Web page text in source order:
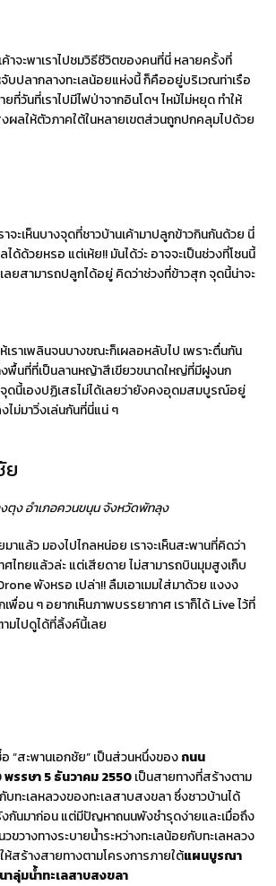
ค้าจะพาเราไปชมวิธีชีวิตของคนที่นี่ หลายครั้งที่
บปลากลางทะเลน้อยแห่งนี้ ก็คืออยู่บริเวณท่าเรือ
ที่วันที่เราไปมีไฟป่าจากอินโดฯ ไหม้ไม่หยุด ทำให้
ผลให้ตัวภาคใต้ในหลายเขตส่วนถูกปกคลุมไปด้วย
าจะเห็นบางจุดที่ชาวบ้านเค้ามาปลูกข้าวกินกันด้วย นี่
ได้ด้วยหรอ แต่เห้ย!! มันได้ว่ะ อาจจะเป็นช่วงที่โซนนี้
ลยสามารถปลูกได้อยู่ คิดว่าช่วงที่ข้าวสุก จุดนี้น่าจะ
ราเพลินจนบางขณะก็เผลอหลับไป เพราะตื่นกัน
งพื้นที่ที่เป็นลานหญ้าสีเขียวขนาดใหญ่ที่มีฝูงนก
ดนี้เองปฏิเสธไม่ได้เลยว่ายังคงอุดมสมบูรณ์อยู่
ม่มาวิ่งเล่นกันที่นี่แน่ ๆ
ย
ตุง อำเภอควนขนุน จังหวัดพัทลุง
มาแล้ว มองไปไกลหน่อย เราจะเห็นสะพานที่คิดว่า
ศไทยแล้วล่ะ แต่เสียดาย ไม่สามารถบินมุมสูงเก็บ
พังหรอ เปล่า!! ลืมเอาเมมใส่มาด้วย แงงง
เพื่อน ๆ อยากเห็นภาพบรรยากาศ เราก็ได้ Live ไว้ที่
ามไปดูได้ที่ลิ้งค์นี้เลย
“สะพานเอกชัย” เป็นส่วนหนึ่งของถนน
รรษา 5 ธันวาคม 2550เป็นสายทางที่สร้างตาม
บทะเลหลวงของทะเลสาบสงขลา ซึ่งชาวบ้านได้
กันมาก่อน แต่มีปัญหาถนนพังชำรุดง่ายและเมื่อถึง
ขวางทางระบายน้ำระหว่างทะเลน้อยกับทะเลหลวง
สร้างสายทางตามโครงการภายใต้แผนบูรณา
ลุ่มน้ำทะเลสาบสงขลา